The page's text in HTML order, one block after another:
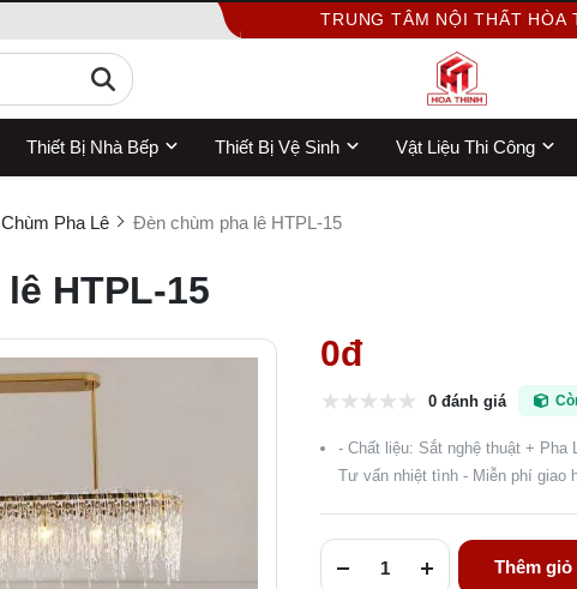
TRUNG TÂM NỘI THẤT HÒA
Thiết Bị Nhà Bếp Thiết Bị Vệ Sinh Vật Liệu Thi Công
Pha Lê Đèn chùm pha lê HTPL-15
HTPL-15
0đ
0 đánh giá
- Chất liệu: Sắt nghệ thuật + Pha
Tư vấn nhiệt tình - Miễn phí giao
Thêm giỏ